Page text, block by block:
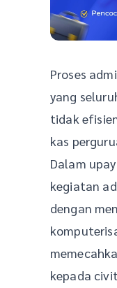
Proses
yang
tidak
kas
Dalam
kegiatan
dengan
kepada